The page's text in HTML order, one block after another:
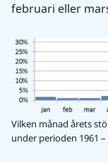
februari eller
Vilken månad årets
under perioden 1961 –